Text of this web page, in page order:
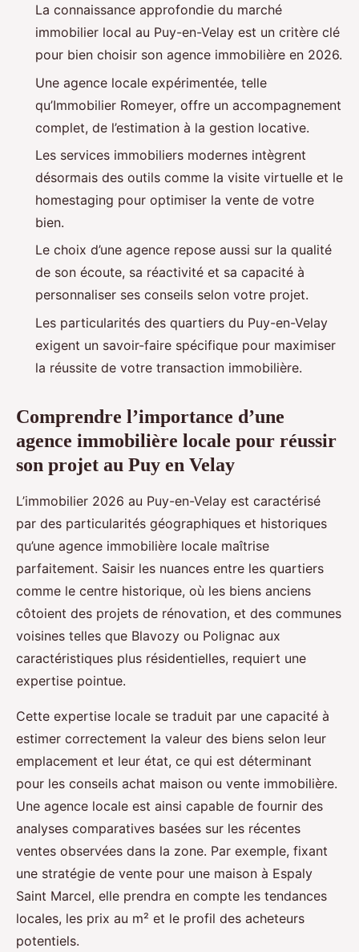
La connaissance approfondie du marché
immobilier local au Puy-en-Velay est un critère clé
pour bien choisir son agence immobilière en 2026.
Une agence locale expérimentée, telle
qu’Immobilier Romeyer, offre un accompagnement
complet, de l’estimation à la gestion locative.
Les services immobiliers modernes intègrent
désormais des outils comme la visite virtuelle et le
homestaging pour optimiser la vente de votre
bien.
Le choix d’une agence repose aussi sur la qualité
de son écoute, sa réactivité et sa capacité à
personnaliser ses conseils selon votre projet.
Les particularités des quartiers du Puy-en-Velay
exigent un savoir-faire spécifique pour maximiser
la réussite de votre transaction immobilière.
Comprendre l’importance d’une
agence immobilière locale pour réussir
son projet au Puy en Velay
L’immobilier 2026 au Puy-en-Velay est caractérisé
par des particularités géographiques et historiques
qu’une agence immobilière locale maîtrise
parfaitement. Saisir les nuances entre les quartiers
comme le centre historique, où les biens anciens
côtoient des projets de rénovation, et des communes
voisines telles que Blavozy ou Polignac aux
caractéristiques plus résidentielles, requiert une
expertise pointue.
Cette expertise locale se traduit par une capacité à
estimer correctement la valeur des biens selon leur
emplacement et leur état, ce qui est déterminant
pour les conseils achat maison ou vente immobilière.
Une agence locale est ainsi capable de fournir des
analyses comparatives basées sur les récentes
ventes observées dans la zone. Par exemple, fixant
une stratégie de vente pour une maison à Espaly
Saint Marcel, elle prendra en compte les tendances
locales, les prix au m² et le profil des acheteurs
potentiels.